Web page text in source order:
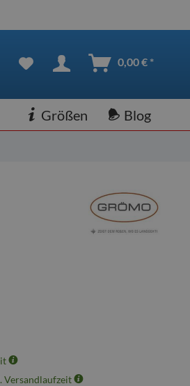
0,00 € *
Blog
Größen
Versandlaufzeit